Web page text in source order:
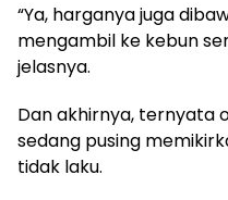
“Ya, harganya juga
mengambil ke kebun
jelasnya.
Dan akhirnya, ternyata
sedang pusing
tidak laku.